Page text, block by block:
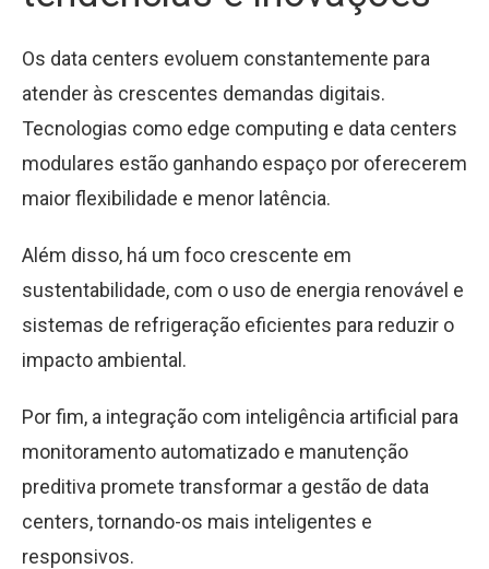
Os data centers evoluem constantemente para
atender às crescentes demandas digitais.
Tecnologias como edge computing e data centers
modulares estão ganhando espaço por oferecerem
maior flexibilidade e menor latência.
Além disso, há um foco crescente em
sustentabilidade, com o uso de energia renovável e
sistemas de refrigeração eficientes para reduzir o
impacto ambiental.
Por fim, a integração com inteligência artificial para
monitoramento automatizado e manutenção
preditiva promete transformar a gestão de data
centers, tornando-os mais inteligentes e
responsivos.